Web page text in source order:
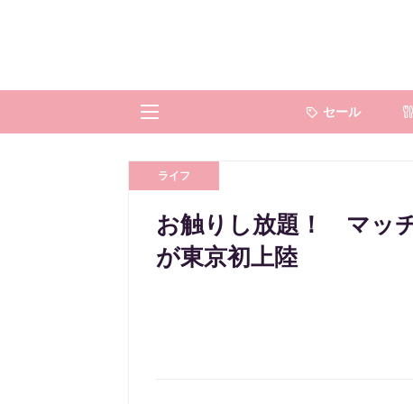
セール
ライフ
お触りし放題！ マッ
が東京初上陸